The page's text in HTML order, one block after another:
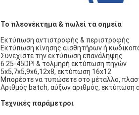
Το πλεονέκτημα & πωλεί τα σημεία
Εκτύπωση αντιστροφής & περιστροφής
Εκτύπωση κίνησης αισθητήρων ή
Συνεχίστε την εκτύπωση επανάληψης
6.25-45DPI & τολμηρή εκτύπωση πηγών
5x5,7x5,9x6,12x8, εκτύπωση 16x12
Μπορέστε να τυπώσετε στο μέταλλο,
Αριθμός batch, αύξων αριθμός, εκτύπωση
Τεχνικές παράμετροι